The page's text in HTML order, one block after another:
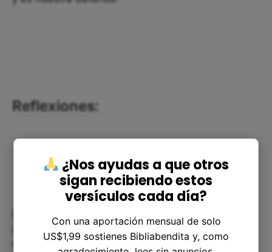
Reflexiones:
Este versículo nos invita a reflexionar sobre la
importancia de confiar en Dios en todo momento.
Cuando confiamos en él, podemos encontrar la
¿Nos ayudas a que otros
sigan recibiendo estos
versículos cada día?
Con una aportación mensual de solo
US$1,99 sostienes Bibliabendita y, como